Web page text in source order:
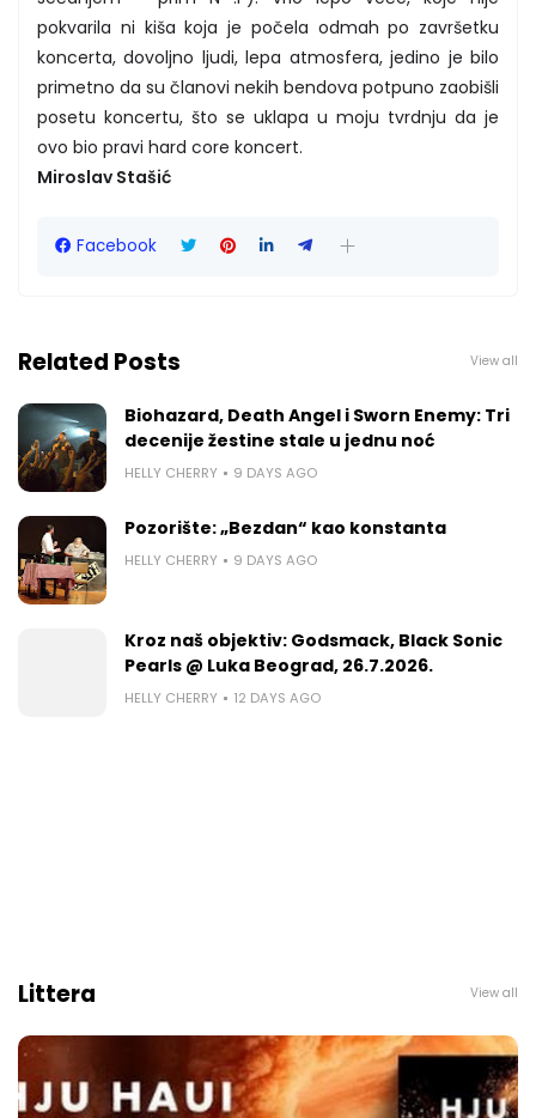
pokvarila ni kiša koja je počela odmah po završetku
koncerta, dovoljno ljudi, lepa atmosfera, jedino je bilo
primetno da su članovi nekih bendova potpuno zaobišli
posetu koncertu, što se uklapa u moju tvrdnju da je
ovo bio pravi hard core koncert.
Miroslav Stašić
Facebook
Related Posts View all
Biohazard, Death Angel i Sworn Enemy: Tri
decenije žestine stale u jednu noć
HELLY CHERRY 9 DAYS AGO
Pozorište: „Bezdan“ kao konstanta
HELLY CHERRY 9 DAYS AGO
Kroz naš objektiv: Godsmack, Black Sonic
Pearls @ Luka Beograd, 26.7.2026.
HELLY CHERRY 12 DAYS AGO
Littera View all